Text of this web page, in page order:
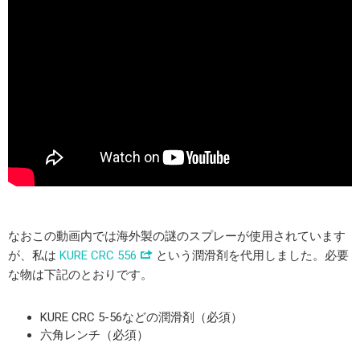
なおこの動画内では海外製の謎のスプレーが使用されています
が、私は KURE CRC 556
という潤滑剤を代用しました。必要
な物は下記のとおりです。
KURE CRC 5-56などの潤滑剤（必須）
六角レンチ（必須）